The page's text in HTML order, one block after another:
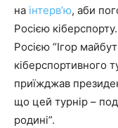
на інтерв’ю, аби
Росією
Росією “Ігор
кіберспортивного
приїжджав
що цей турнір –
родині”.